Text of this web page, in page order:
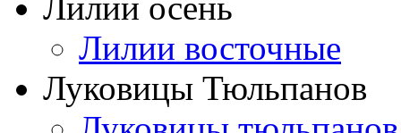
Лилии восточные
Луковицы Тюльпанов